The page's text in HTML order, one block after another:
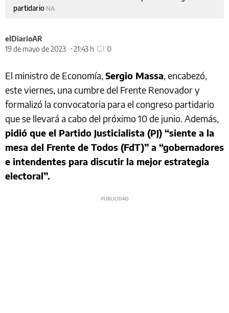
partidario NA
elDiarioAR
19 de mayo de 2023
21:43 h 0
El ministro de Economía, Sergio Massa, encabezó,
este viernes, una cumbre del Frente Renovador y
formalizó la convocatoria para el congreso partidario
que se llevará a cabo del próximo 10 de junio. Además,
pidió que el Partido Justicialista (PJ) “siente a la
mesa del Frente de Todos (FdT)” a “gobernadores
e intendentes para discutir la mejor estrategia
electoral”.